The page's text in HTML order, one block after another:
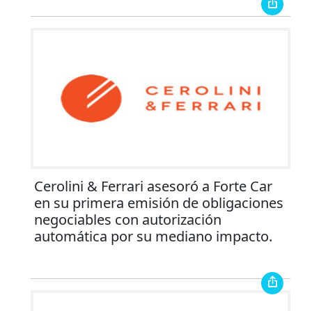
Cerolini & Ferrari asesoró a Forte Car
en su primera emisión de obligaciones
negociables con autorización
automática por su mediano impacto.